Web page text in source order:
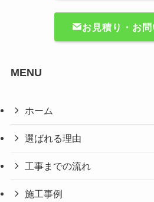
お見積り・お
MENU
ホーム
選ばれる理由
工事までの流れ
施工事例